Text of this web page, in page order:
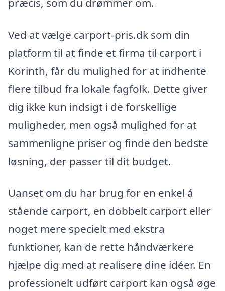
Ved at vælge carport-pris.dk som din
platform til at finde et firma til carport i
Korinth, får du mulighed for at indhente
flere tilbud fra lokale fagfolk. Dette giver
dig ikke kun indsigt i de forskellige
muligheder, men også mulighed for at
sammenligne priser og finde den bedste
løsning, der passer til dit budget.
Uanset om du har brug for en enkel á
stående carport, en dobbelt carport eller
noget mere specielt med ekstra
funktioner, kan de rette håndværkere
hjælpe dig med at realisere dine idéer. En
professionelt udført carport kan også øge